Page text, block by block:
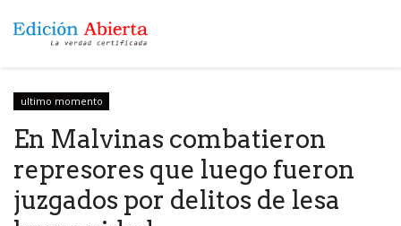
ultimo momento
En Malvinas combatieron
represores que luego fueron
juzgados por delitos de lesa